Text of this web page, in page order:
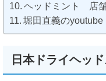
ヘッドミント 店
堀田直義のyoutube
日本ドライヘッ